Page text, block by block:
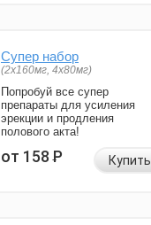
Супер набор
(2х160мг, 4х80мг)
Попробуй все супер
препараты для усиления
эрекции и продления
полового акта!
от 158Р Купить